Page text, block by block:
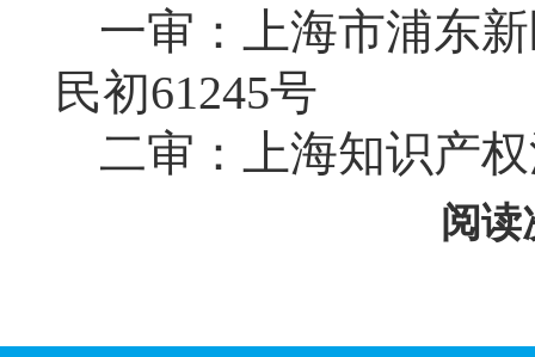
一审：上海市浦东
民初61245号
二审：上海知识产
阅读